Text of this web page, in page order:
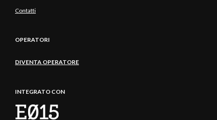
Contatti
OPERATORI
DIVENTA OPERATORE
INTEGRATO CON